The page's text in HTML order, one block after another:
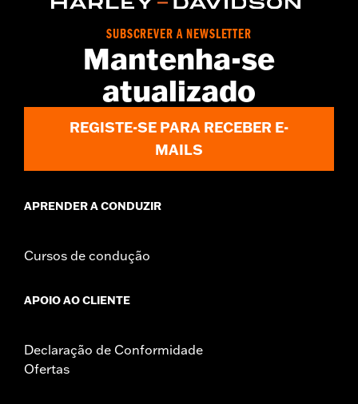
SUBSCREVER A NEWSLETTER
Mantenha-se
atualizado
REGISTE-SE PARA RECEBER E-
MAILS
APRENDER A CONDUZIR
Cursos de condução
APOIO AO CLIENTE
Declaração de Conformidade
Ofertas